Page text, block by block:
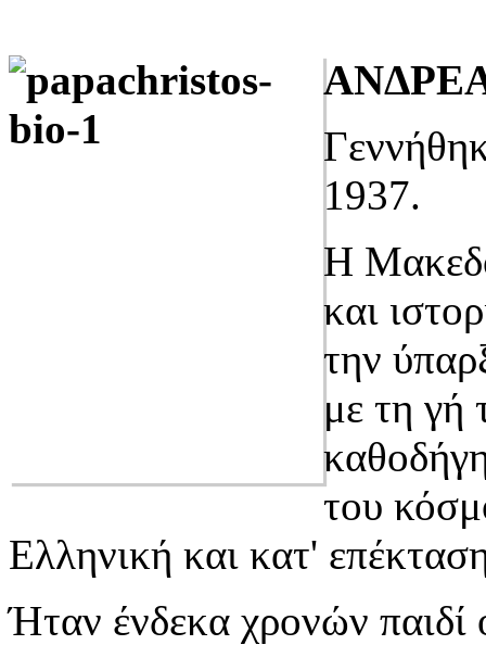
1937.
Η
και
την
με τη γή
του
Ελληνική και κατ'
Ήταν ένδεκα χρονών παιδί